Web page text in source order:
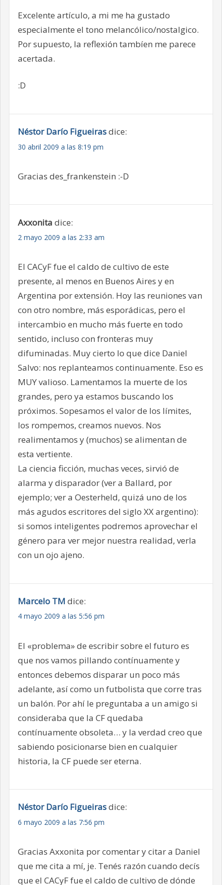
Excelente artículo, a mi me ha gustado
especialmente el tono melancólico/nostalgico.
Por supuesto, la reflexión tambíen me parece
acertada.
:D
Néstor Darío Figueirasdice:
30 abril 2009 a las 8:19 pm
Gracias des_frankenstein :-D
Axxonita dice:
2 mayo 2009 a las 2:33 am
El CACyF fue el caldo de cultivo de este
presente, al menos en Buenos Aires y en
Argentina por extensión. Hoy las reuniones van
con otro nombre, más esporádicas, pero el
intercambio en mucho más fuerte en todo
sentido, incluso con fronteras muy
difuminadas. Muy cierto lo que dice Daniel
Salvo: nos replanteamos continuamente. Eso es
MUY valioso. Lamentamos la muerte de los
grandes, pero ya estamos buscando los
próximos. Sopesamos el valor de los límites,
los rompemos, creamos nuevos. Nos
realimentamos y (muchos) se alimentan de
esta vertiente.
La ciencia ficción, muchas veces, sirvió de
alarma y disparador (ver a Ballard, por
ejemplo; ver a Oesterheld, quizá uno de los
más agudos escritores del siglo XX argentino):
si somos inteligentes podremos aprovechar el
género para ver mejor nuestra realidad, verla
con un ojo ajeno.
Marcelo TM dice:
4 mayo 2009 a las 5:56 pm
El «problema» de escribir sobre el futuro es
que nos vamos pillando contínuamente y
entonces debemos disparar un poco más
adelante, así como un futbolista que corre tras
un balón. Por ahí le preguntaba a un amigo si
consideraba que la CF quedaba
contínuamente obsoleta… y la verdad creo que
sabiendo posicionarse bien en cualquier
historia, la CF puede ser eterna.
Néstor Darío Figueirasdice:
6 mayo 2009 a las 7:56 pm
Gracias Axxonita por comentar y citar a Daniel
que me cita a mí, je. Tenés razón cuando decís
que el CACyF fue el caldo de cultivo de dónde